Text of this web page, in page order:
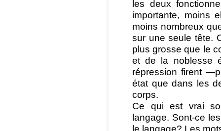
les deux
importante, moins
moins nombreux
sur une seule tête.
plus grosse que le
et de la noblesse
répression firent
état que dans les
corps.
Ce qui est vrai
langage. Sont-ce
le langage? Les